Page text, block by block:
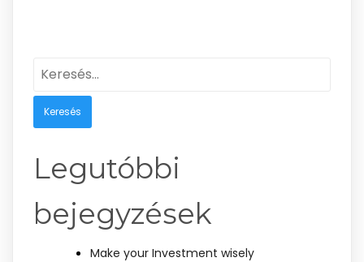
Keresés:
Legutóbbi
bejegyzések
Make your Investment wisely